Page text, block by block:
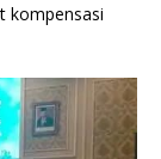
kompensasi